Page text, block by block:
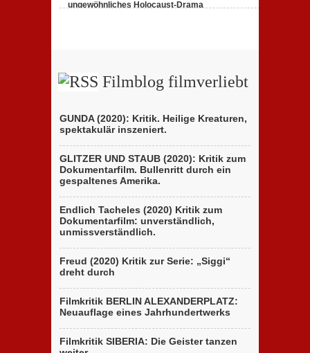
des
ungewöhnliches Holocaust-Drama
Filmblog filmverliebt
GUNDA (2020): Kritik. Heilige Kreaturen,
spektakulär inszeniert.
GLITZER UND STAUB (2020): Kritik zum
Dokumentarfilm. Bullenritt durch ein
gespaltenes Amerika.
Endlich Tacheles (2020) Kritik zum
Dokumentarfilm: unverständlich,
unmissverständlich.
Freud (2020) Kritik zur Serie: „Siggi“
dreht durch
Filmkritik BERLIN ALEXANDERPLATZ:
Neuauflage eines Jahrhundertwerks
Filmkritik SIBERIA: Die Geister tanzen